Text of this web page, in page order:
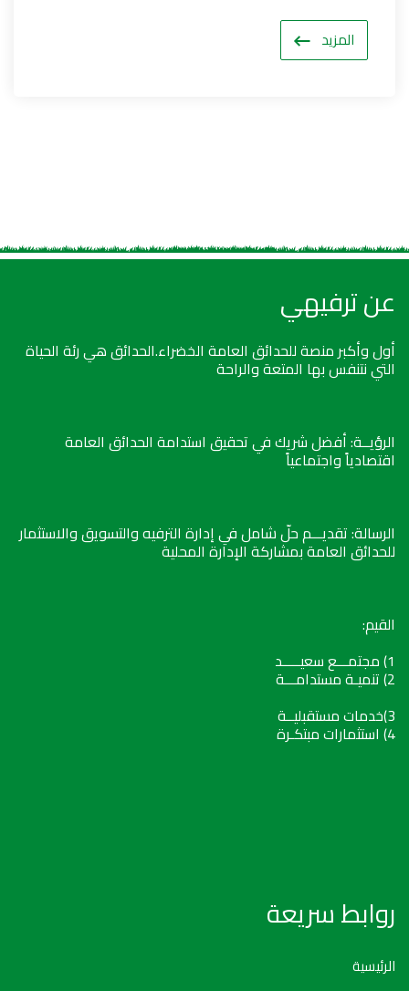
المزيد
عن ترفيهي
أول وأكبر منصة للحدائق العامة الخضراء.الحدائق هي رئة الحياة
التي نتنفس بها المتعة والراحة
الرؤيــة: أفضل شريك في تحقيق استدامة الحدائق العامة
اقتصادياً واجتماعياً
الرسالة: تقديـــم حلّ شامل في إدارة الترفيه والتسويق والاستثمار
للحدائق العامة بمشاركة الإدارة المحلية
القيم:
1) مجتمـــع سعيـــــد
2) تنميـة مستدامـــة
3)خدمات مستقبليــة
4) استثمارات مبتكـرة
روابط سريعة
الرئيسية